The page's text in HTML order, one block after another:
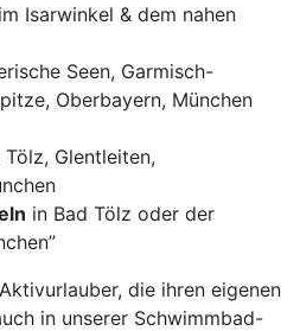
im Isarwinkel & dem nahen
Seen, Garmisch-
Oberbayern, München
Tölz, Glentleiten,
in Bad Tölz oder der
die ihren eigenen
in unserer Schwimmbad-